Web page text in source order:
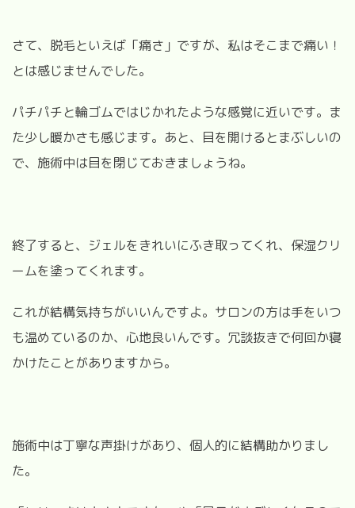
さて、脱毛といえば「痛さ」ですが、私はそこまで痛い！
とは感じませんでした。
パチパチと輪ゴムではじかれたような感覚に近いです。ま
た少し暖かさも感じます。あと、目を開けるとまぶしいの
で、施術中は目を閉じておきましょうね。
終了すると、ジェルをきれいにふき取ってくれ、保湿クリ
ームを塗ってくれます。
これが結構気持ちがいいんですよ。サロンの方は手をいつ
も温めているのか、心地良いんです。冗談抜きで何回か寝
かけたことがありますから。
施術中は丁寧な声掛けがあり、個人的に結構助かりまし
た。